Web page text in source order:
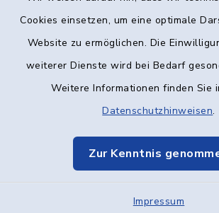
Cookies einsetzen, um eine optimale
Website zu ermöglichen. Die
weiterer Dienste wird bei Bedarf
Weitere Informationen finden Sie
Datenschutzhinweisen.
Zur Kenntnis
Impressum
Kontakt
Datenschutz
Elektronische
Sitemap